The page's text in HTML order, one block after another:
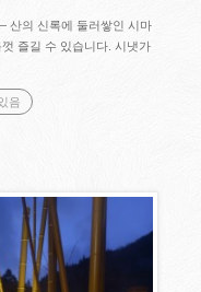
산의 신록에 둘러쌓인 시마
즐길 수 있습니다. 시냇가
음